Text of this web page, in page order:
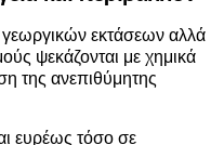
γεωργικών εκτάσεων αλλά
ψεκάζονται με χημικά
της ανεπιθύμητης
ευρέως τόσο σε